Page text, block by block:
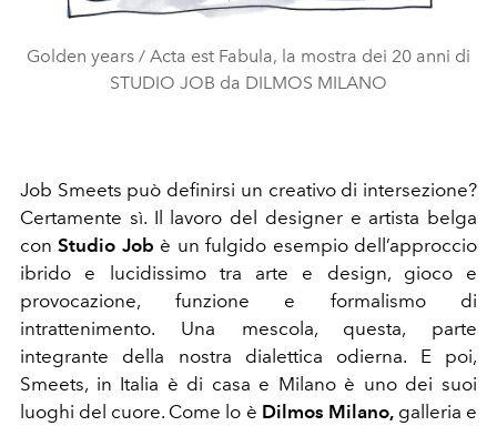
Golden years / Acta est Fabula, la mostra dei 20 anni di
STUDIO JOB da DILMOS MILANO
Job Smeets può definirsi un creativo di intersezione?
Certamente sì. Il lavoro del designer e artista belga
conStudio Job è un fulgido esempio dell’approccio
ibrido e lucidissimo tra arte e design, gioco e
provocazione, funzione e formalismo di
intrattenimento. Una mescola, questa, parte
integrante della nostra dialettica odierna. E poi,
Smeets, in Italia è di casa e Milano è uno dei suoi
luoghi del cuore. Come lo è Dilmos Milano,galleria e